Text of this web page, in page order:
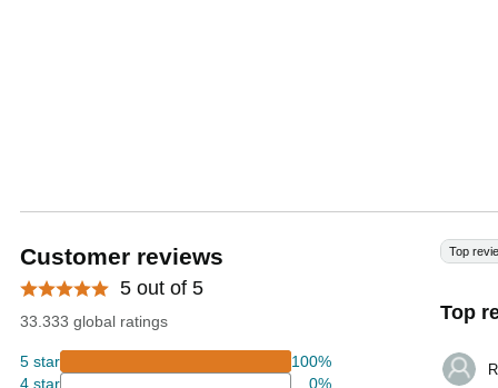
Customer reviews
5 out of 5
33.333 global ratings
5 star
100%
4 star
0%
Top
Top